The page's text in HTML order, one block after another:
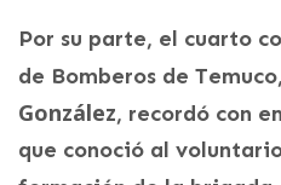
Por su parte, el cuarto
de Bomberos de Temuco,
González, recordó con
que conoció al